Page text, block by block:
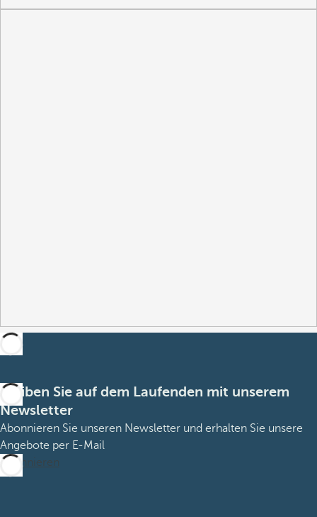
Bleiben Sie auf dem Laufenden mit unserem
Newsletter
Abonnieren Sie unseren Newsletter und erhalten Sie unsere
Angebote per E-Mail
Abonnieren